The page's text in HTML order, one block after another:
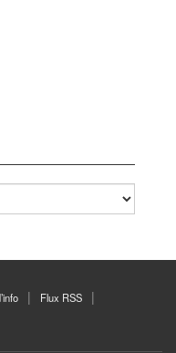
Flux RSS